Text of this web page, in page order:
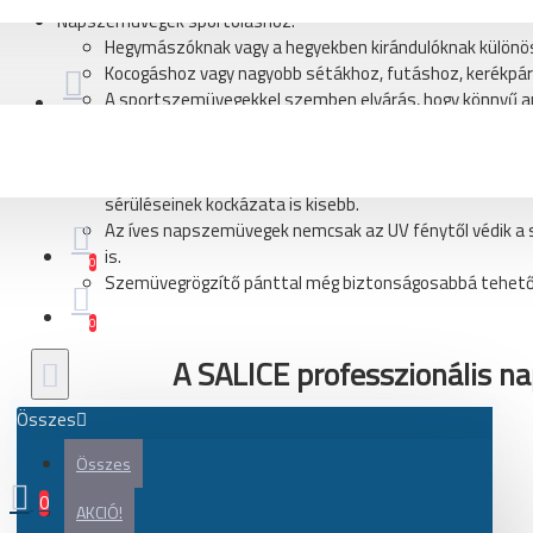
Kerékpár
Gravel és adventure kerékpár
Országúti kerékpár
Gravel és adventure kerékpár váz
Országúti kerékpár váz
Akkumulátor
Atütőtengely, gyorszár
Csapágy, ipari csapágy
0
0
Összes
Összes
AKCIÓ!
0
Napszemüvegek sportoláshoz:
Hegymászóknak vagy a hegyekben kirándulóknak
Kocogáshoz vagy nagyobb sétákhoz, futáshoz,
A sportszemüvegekkel szemben elvárás, hogy könnyű
A sportszemüvegek lencséje ideális esetben nem
sérüléseinek kockázata is kisebb.
Az íves napszemüvegek nemcsak az UV fénytől védik
is.
Szemüvegrögzítő pánttal még biztonságosabbá
A SALICE professzionális